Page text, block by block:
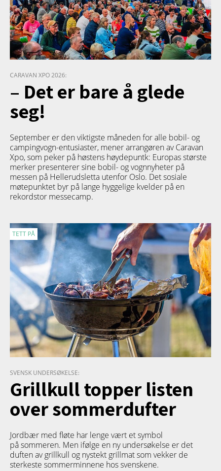
CARAVAN XPO 2026:
– Det er bare å glede
seg!
September er den viktigste måneden for alle bobil- og
campingvogn-entusiaster, mener arrangøren av Caravan
Xpo, som peker på høstens høydepuntk: Europas største
merker presenterer sine bobil- og vognnyheter på
messen på Hellerudsletta utenfor Oslo. Det sosiale
møtepunktet byr på lange hyggelige kvelder på en
rekordstor messecamp.
TETT PÅ
SVENSK UNDERSØKELSE:
Grillkull topper listen
over sommerdufter
Jordbær med fløte har lenge vært et symbol
på sommeren. Men ifølge en ny undersøkelse er det
duften av grillkull og nystekt grillmat som vekker de
sterkeste sommerminnene hos svenskene.